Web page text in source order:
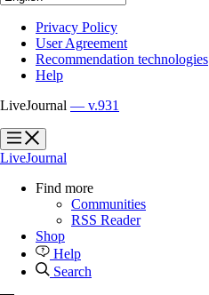
Privacy Policy
User Agreement
Recommendation technologies
Help
LiveJournal — v.931
?
?
LiveJournal
Find more
Communities
RSS Reader
Shop
Help
Search